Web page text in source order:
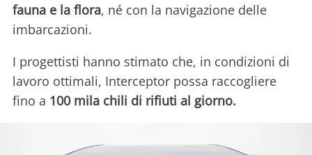
fauna e la flora, né con la navigazione delle
imbarcazioni.
I progettisti hanno stimato che, in condizioni di
lavoro ottimali, Interceptor possa raccogliere
fino a 100 mila chili di rifiuti al giorno.